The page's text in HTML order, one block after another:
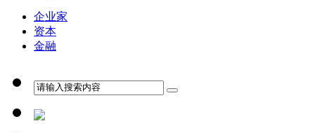
企业家
资本
金融